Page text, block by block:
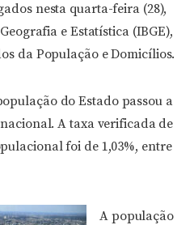
nesta quarta-feira (28),
e Estatística (IBGE),
da População e Domicílios.
do Estado passou a
A taxa verificada de
foi de 1,03%, entre
A população